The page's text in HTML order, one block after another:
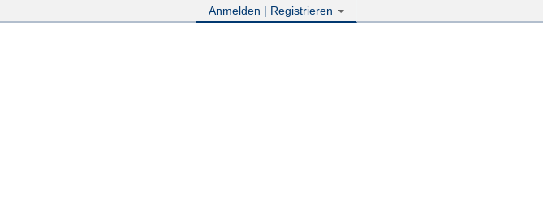
Anmelden | Registrieren